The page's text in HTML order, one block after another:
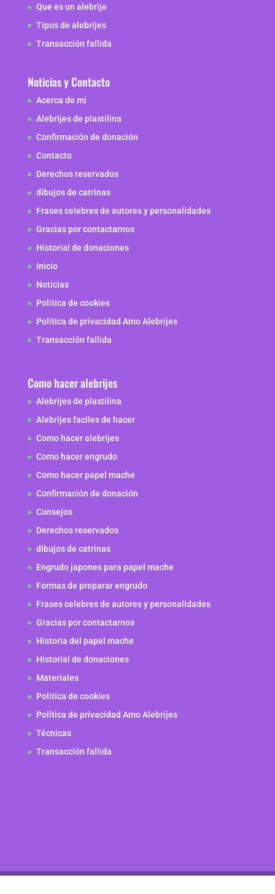
Que es un alebrije
Tipos de alebrijes
Transacción fallida
Noticias y Contacto
Acerca de mi
Alebrijes de plastilina
Confirmación de donación
Contacto
Derechos reservados
dibujos de catrinas
Frases celebres de autores y personalidades
Gracias por contactarnos
Historial de donaciones
Inicio
Noticias
Politica de cookies
Política de privacidad Amo Alebrijes
Transacción fallida
Como hacer alebrijes
Alebrijes de plastilina
Alebrijes faciles de hacer
Como hacer alebrijes
Como hacer engrudo
Como hacer papel mache
Confirmación de donación
Consejos
Derechos reservados
dibujos de catrinas
Engrudo japones para papel mache
Formas de preparar engrudo
Frases celebres de autores y personalidades
Gracias por contactarnos
Historia del papel mache
Historial de donaciones
Materiales
Politica de cookies
Política de privacidad Amo Alebrijes
Técnicas
Transacción fallida